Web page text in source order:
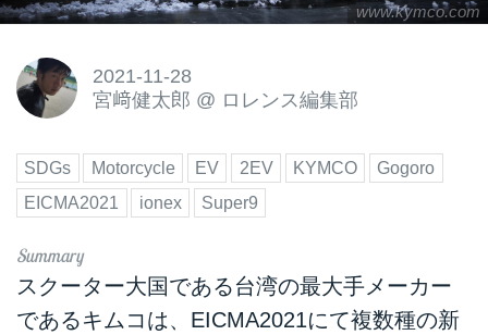
www.kymco.com
2021-11-28
宮﨑健太郎 @ ロレンス編集部
SDGs Motorcycle EV 2EV KYMCO
Gogoro
EICMA2021
ionex Super9
スクーター大国である台湾の最大手メーカー
であるキムコは、EICMA2021にて複数種の新